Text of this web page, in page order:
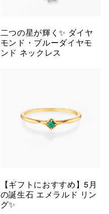
二つの星が輝く✨ ダイヤ
モンド・ブルーダイヤモ
ンド ネックレス
【ギフトにおすすめ】5月
の誕生石 エメラルド リン
グ✨